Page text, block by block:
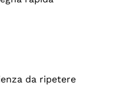
da ripetere